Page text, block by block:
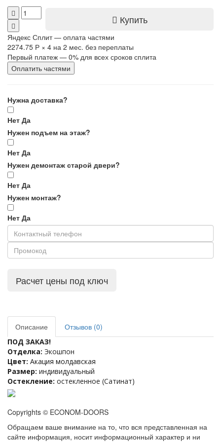
Купить
Яндекс Сплит — оплата частями
2274.75 Р × 4 на 2 мес. без переплаты
Первый платеж — 0% для всех сроков сплита
Оплатить частями
Нужна доставка?
Нет Да
Нужен подъем на этаж?
Нет Да
Нужен демонтаж старой двери?
Нет Да
Нужен монтаж?
Нет Да
Расчет цены под ключ
Описание Отзывов (0)
ПОД ЗАКАЗ!
Отделка: Экошпон
Цвет: Акация молдавская
Размер: индивидуальный
Остекление: остекленное (Сатинат)
Copyrights © ECONOM-DOORS
Обращаем ваше внимание на то, что вся представленная на
сайте информация, носит информационный характер и ни